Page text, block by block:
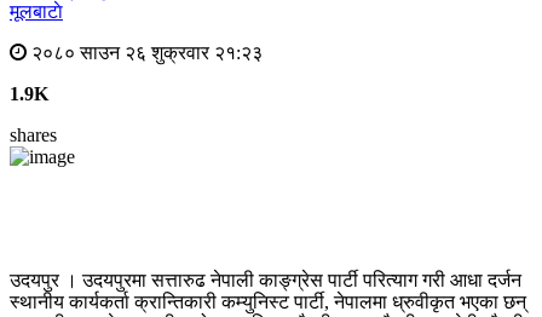
मूलबाटाे
२०८० साउन २६ शुक्रवार २१:२३
1.9K
shares
उदयपुर । उदयपुरमा सत्तारुढ नेपाली काङ्ग्रेस पार्टी परित्याग गरी आधा दर्जन
स्थानीय कार्यकर्ता क्रान्तिकारी कम्युनिस्ट पार्टी, नेपालमा ध्रुवीकृत भएका छन्